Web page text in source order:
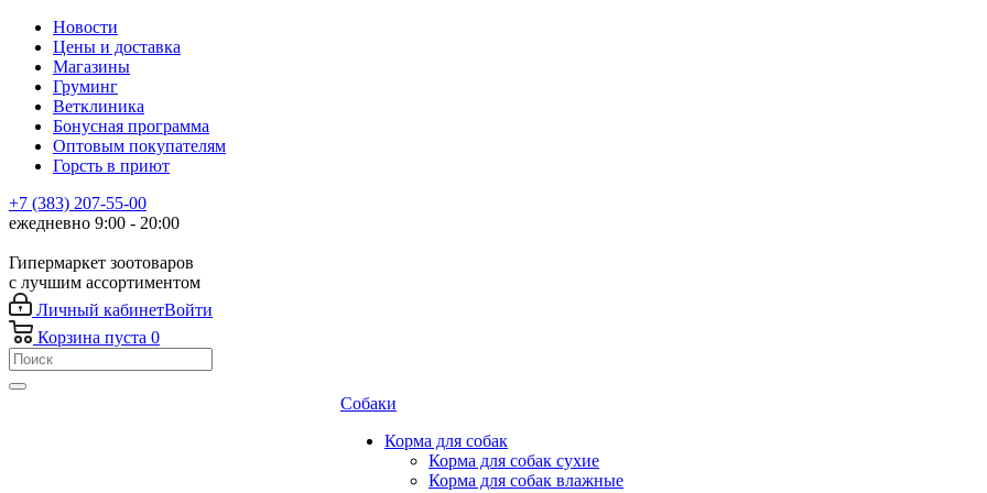
Новости
Цены и доставка
Магазины
Груминг
Ветклиника
Бонусная программа
Оптовым покупателям
Горсть в приют
+7 (383) 207-55-00
ежедневно 9:00 - 20:00
Гипермаркет зоотоваров
с лучшим ассортиментом
Личный кабинетВойти
Корзина пуста 0
Собаки
Корма для собак
Корма для собак сухие
Корма для собак влажные